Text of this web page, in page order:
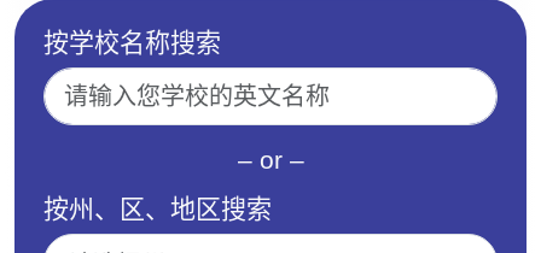
按学校名称搜索
– or –
按州、区、地区搜索